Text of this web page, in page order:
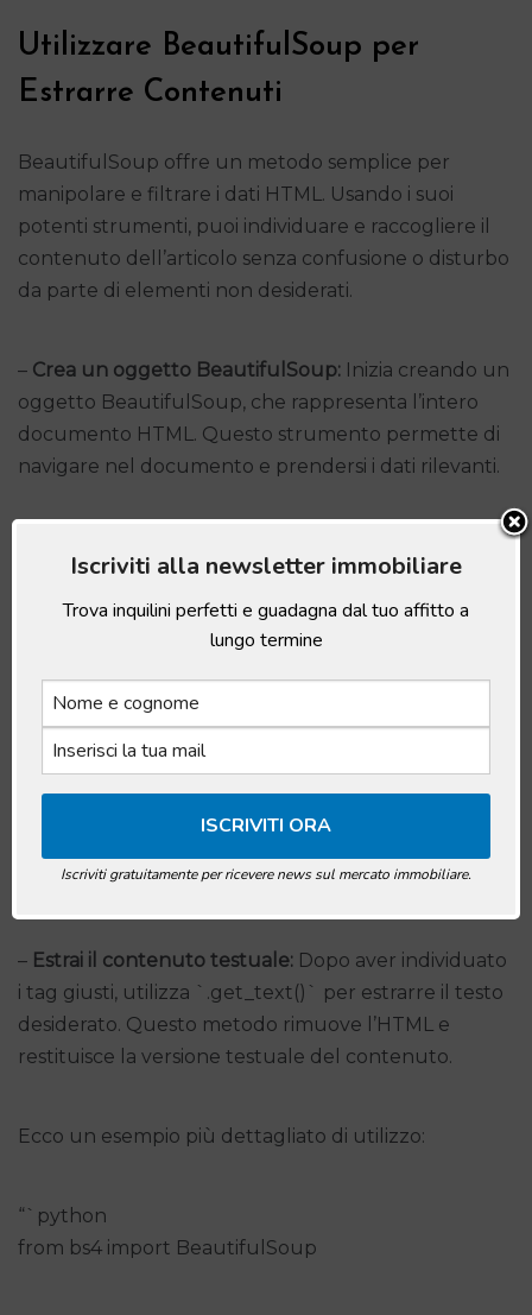
Utilizzare BeautifulSoup per
Estrarre Contenuti
BeautifulSoup offre un metodo semplice per
manipolare e filtrare i dati HTML. Usando i suoi
potenti strumenti, puoi individuare e raccogliere il
contenuto dell’articolo senza confusione o disturbo
da parte di elementi non desiderati.
– Crea un oggetto BeautifulSoup: Inizia creando un
oggetto BeautifulSoup, che rappresenta l’intero
documento HTML. Questo strumento permette di
navigare nel documento e prendersi i dati rilevanti.
Usa metodi come `.find()` o
`.find_all()` per individuare i tag specifici che
racchiudono il testo principale dell’articolo. Questo
potrebbe includere tag come `
`, `
`, o `
– Estrai il contenuto testuale: Dopo aver individuato
i tag giusti, utilizza `.get_text()` per estrarre il testo
desiderato. Questo metodo rimuove l’HTML e
restituisce la versione testuale del contenuto.
Ecco un esempio più dettagliato di utilizzo:
“`python
from bs4 import BeautifulSoup
Iscriviti alla newsletter immobiliare
Trova inquilini perfetti e guadagna dal tuo affitto a
lungo termine
Iscriviti gratuitamente per ricevere news sul mercato immobiliare.